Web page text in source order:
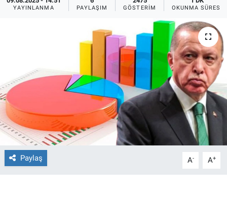
YAYINLANMA PAYLAŞIM GÖSTERIM OKUNMA SÜRESI
Paylaş A- A+
Ege'den Esintiler
Eğitim
Ekonomi
Forum